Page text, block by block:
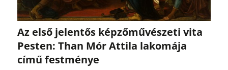
Az első jelentős képzőművészeti vita
Pesten: Than Mór Attila lakomája
című festménye